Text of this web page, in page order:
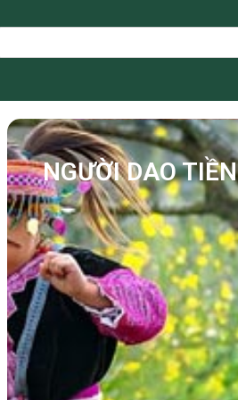
NGƯỜI DAO TIỀN